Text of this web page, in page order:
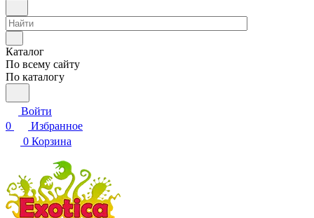
Каталог
По всему сайту
По каталогу
Войти
0
Избранное
0 Корзина